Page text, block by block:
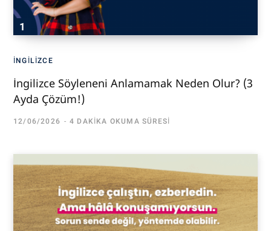
İNGILIZCE
İngilizce Söyleneni Anlamamak Neden Olur? (3
Ayda Çözüm!)
12/06/2026 4 DAKIKA OKUMA SÜRESI